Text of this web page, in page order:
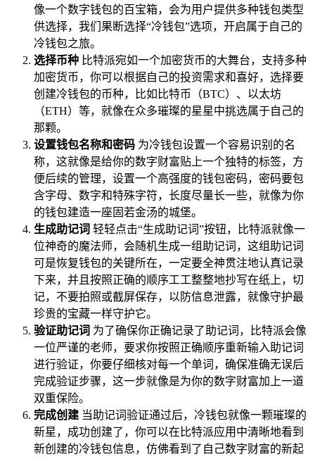
像一个数字钱包的百宝箱，会为用户提供多种钱包类型
供选择，我们果断选择“冷钱包”选项，开启属于自己的
冷钱包之旅。
选择币种 比特派宛如一个加密货币的大舞台，支持多种
加密货币，你可以根据自己的投资需求和喜好，选择要
创建冷钱包的币种，比如比特币（BTC）、以太坊
（ETH）等，就像在众多璀璨的星星中挑选属于自己的
那颗。
设置钱包名称和密码 为冷钱包设置一个容易识别的名
称，这就像是给你的数字财富贴上一个独特的标签，方
便后续的管理，设置一个高强度的钱包密码，密码要包
含字母、数字和特殊字符，长度尽量长一些，就像为你
的钱包建造一座固若金汤的城堡。
生成助记词 轻轻点击“生成助记词”按钮，比特派就像一
位神奇的魔法师，会随机生成一组助记词，这组助记词
可是恢复钱包的关键所在，一定要全神贯注地认真记录
下来，并且按照正确的顺序工工整整地抄写在纸上，切
记，不要拍照或截屏保存，以防信息泄露，就像守护最
珍贵的宝藏一样守护它。
验证助记词 为了确保你正确记录了助记词，比特派会像
一位严谨的老师，要求你按照正确顺序重新输入助记词
进行验证，你要仔细核对每一个单词，确保准确无误后
完成验证步骤，这一步就像是为你的数字财富加上一道
双重保险。
完成创建当助记词验证通过后，冷钱包就像一颗璀璨的
新星，成功创建了，你可以在比特派应用中清晰地看到
新创建的冷钱包信息，仿佛看到了自己数字财富的新起